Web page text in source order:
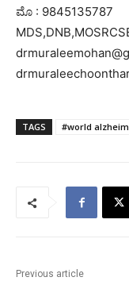
ಮೊ : 9845135787
TAGS #world
Previous article